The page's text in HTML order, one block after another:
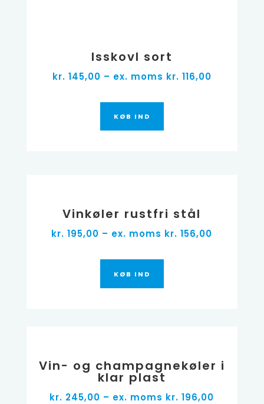
Isskovl sort
kr. 145,00 – ex. moms kr. 116,00
KØB IND
Vinkøler rustfri stål
kr. 195,00 – ex. moms kr. 156,00
KØB IND
Vin- og champagnekøler i
klar plast
kr. 245,00 – ex. moms kr. 196,00